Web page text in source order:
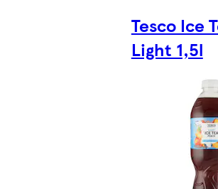
Tesco Ice
Light 1,5l